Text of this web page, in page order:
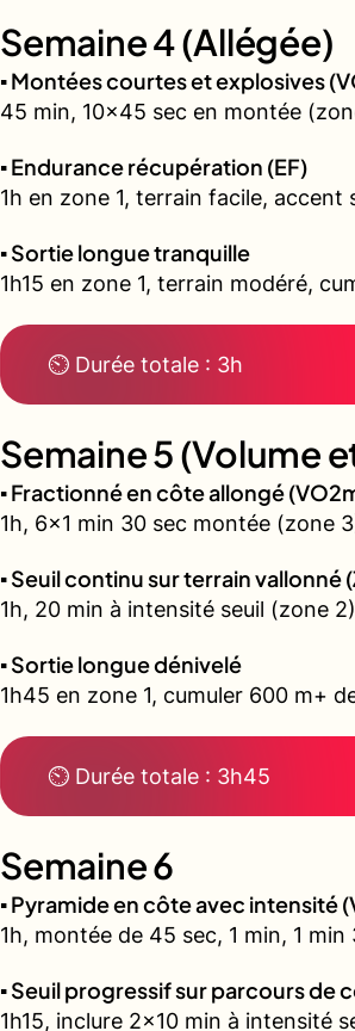
Semaine 4 (Allégée)
▪️ Montées courtes et explosives
45 min, 10x45 sec en montée
▪️ Endurance récupération (EF)
1h en zone 1, terrain facile,
▪️ Sortie longue tranquille
1h15 en zone 1, terrain modéré,
⏲ Durée totale : 3h
Semaine 5 (Volume
▪️ Fractionné en côte allongé
1h, 6x1 min 30 sec montée (zone
▪️ Seuil continu sur terrain vallonné
1h, 20 min à intensité seuil (zone
▪️ Sortie longue dénivelé
1h45 en zone 1, cumuler 600 m+
⏲ Durée totale : 3h45
Semaine 6
▪️ Pyramide en côte avec intensité
1h, montée de 45 sec, 1 min, 1
▪️ Seuil progressif sur parcours de
1h15, inclure 2x10 min à intensité